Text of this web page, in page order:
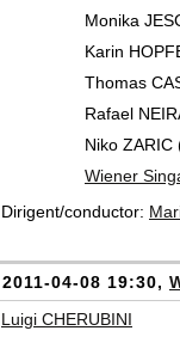
Monika
Karin
Thomas
Rafael
Niko ZARIC
Wiener
Dirigent/conductor:
2011-04-08 19:30,
Luigi CHERUBINI